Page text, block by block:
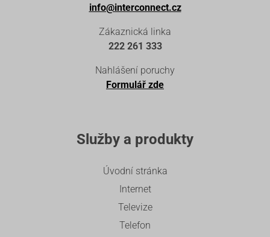
info@interconnect.cz
Zákaznická linka
222 261 333
Nahlášení poruchy
Formulář zde
Služby a produkty
Úvodní stránka
Internet
Televize
Telefon